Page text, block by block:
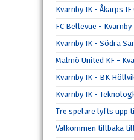
Kvarnby IK - Åkarps
FC Bellevue -
Kvarnby IK - Södra
Malmö United KF -
Kvarnby IK - BK
Kvarnby IK -
Tre spelare lyfts upp
Välkommen tillbaka